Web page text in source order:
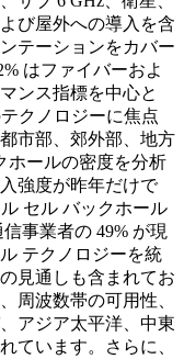
び屋外への導入を含
テーションをカバー
はファイバーおよ
ンス指標を中心と
クノロジーに焦点
市部、郊外部、地方
ホールの密度を分析
強度が昨年だけで
セル バックホール
事業者の 49% が現
テクノロジーを統
見通しも含まれてお
周波数帯の可用性、
アジア太平洋、中東
ています。さらに、